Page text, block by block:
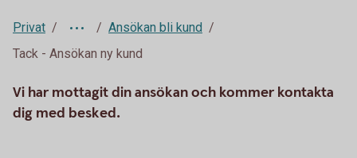
Privat
Ansökan bli kund
Tack - Ansökan ny kund
Vi har mottagit din ansökan och kommer kontakta
dig med besked.